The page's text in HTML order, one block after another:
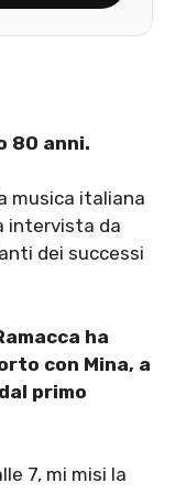
80 anni.
musica italiana
intervista da
dei successi
ha
con Mina, a
primo
7, mi misi la